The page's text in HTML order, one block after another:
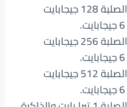
إصدار سعة الذاكرة الصلبة 128 جيجابايت
إصدار سعة الذاكرة الصلبة 256 جيجابايت
إصدار سعة الذاكرة الصلبة 512 جيجابايت